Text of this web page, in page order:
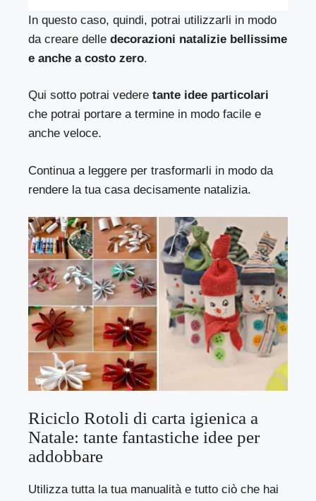
In questo caso, quindi, potrai utilizzarli in modo
da creare delle decorazioni natalizie bellissime
e anche a costo zero.
Qui sotto potrai vederetante idee particolari
che potrai portare a termine in modo facile e
anche veloce.
Continua a leggere per trasformarli in modo da
rendere la tua casa decisamente natalizia.
Riciclo Rotoli di carta igienica a
Natale: tante fantastiche idee per
addobbare
Utilizza tutta la tua manualità e tutto ciò che hai